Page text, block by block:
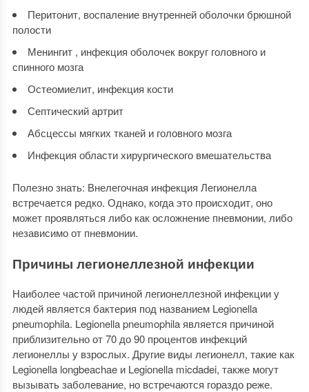
Перитонит, воспаление внутренней оболочки брюшной
полости
Менингит , инфекция оболочек вокруг головного и
спинного мозга
Остеомиелит, инфекция кости
Септический артрит
Абсцессы мягких тканей и головного мозга
Инфекция области хирургического вмешательства
Полезно знать: Внелегочная инфекция Легионелла
встречается редко. Однако, когда это происходит, оно
может проявляться либо как осложнение пневмонии, либо
независимо от пневмонии.
Причины легионеллезной инфекции
Наиболее частой причиной легионеллезной инфекции у
людей является бактерия под названием Legionella
pneumophila. Legionella pneumophila является причиной
приблизительно от 70 до 90 процентов инфекций
легионеллы у взрослых. Другие виды легионелл, такие как
Legionella longbeachae и Legionella micdadei, также могут
вызывать заболевание, но встречаются гораздо реже.